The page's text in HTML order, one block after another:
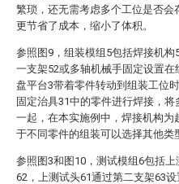
繁琐，还无需考虑多个工位是否会
更节省了成本，缩小了体积。
参照图9，组装模组5包括焊接机构
一支架52或多轴机械手固定设置
盘平台3带着零件转动到组装工位
固定治具31中的零件进行焊接，将
一起，在本实施例中，焊接机构为
于不同零件的组装可以选择其他类
参照图3和图10，测试模组6包括
62，上测试头61通过第二支架63设